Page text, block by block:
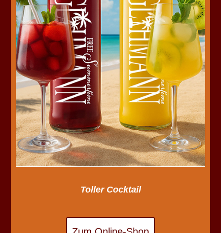
Toller Cocktail